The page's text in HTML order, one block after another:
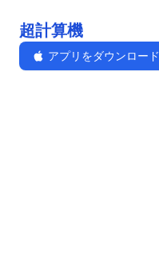
超計算機
アプリをダウンロード